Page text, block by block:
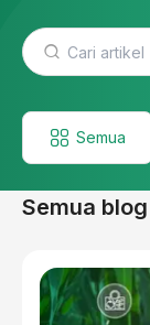
Semua
Semua blog